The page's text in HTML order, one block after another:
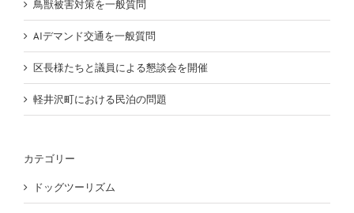
鳥獣被害対策を一般質問
AIデマンド交通を一般質問
区長様たちと議員による懇談会を開催
軽井沢町における民泊の問題
カテゴリー
ドッグツーリズム